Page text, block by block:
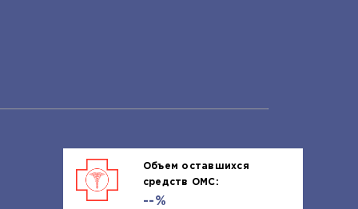
Объем оставшихся
средств ОМС:
--%